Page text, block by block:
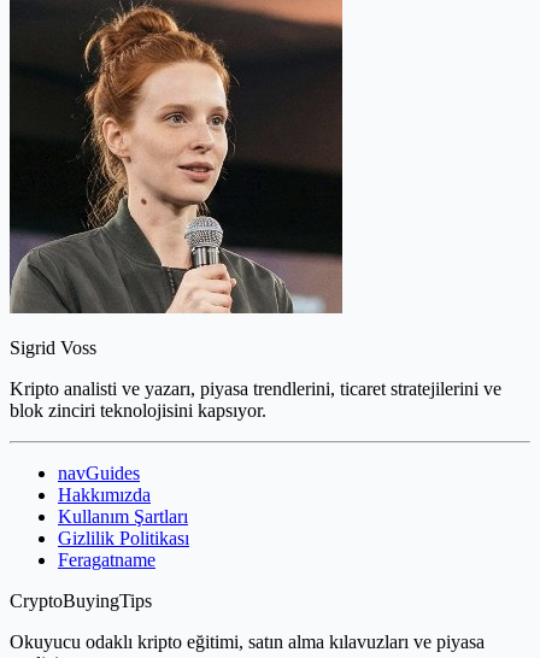
Sigrid Voss
Kripto analisti ve yazarı, piyasa trendlerini, ticaret stratejilerini ve
blok zinciri teknolojisini kapsıyor.
navGuides
Hakkımızda
Kullanım Şartları
Gizlilik Politikası
Feragatname
CryptoBuyingTips
Okuyucu odaklı kripto eğitimi, satın alma kılavuzları ve piyasa